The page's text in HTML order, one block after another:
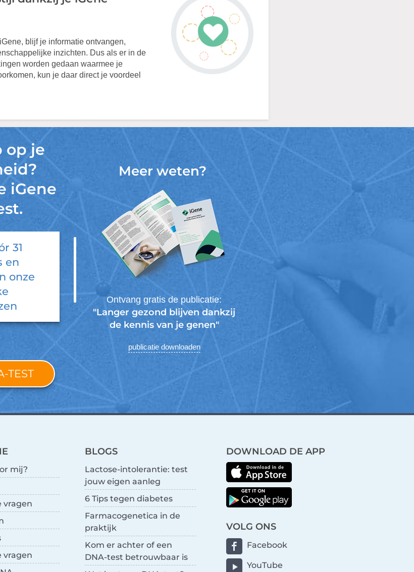
blijf je informatie ontvangen,
inzichten. Dus als er in de
worden gedaan waarmee je
kun je daar direct je voordeel
op je
iGene
31
en
onze
TEST
Meer weten?
Ontvang gratis de publicatie:
"Langer gezond blijven dankzij
de kennis van je genen"
publicatie downloaden
mij?
vragen
vragen
BLOGS
Lactose-intolerantie: test
jouw eigen aanleg
6 Tips tegen diabetes
Farmacogenetica in de
praktijk
Kom er achter of een
DNA-test betrouwbaar is
DOWNLOAD DE APP
VOLG ONS
Facebook
YouTube